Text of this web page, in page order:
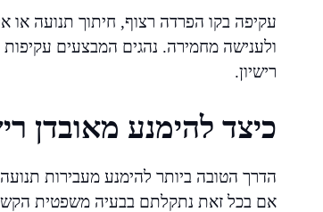
עקיפה בקו הפרדה רצוף, חיתוך תנועה או
ולענישה מחמירה. נהגים המבצעים
רישיון.
כיצד להימנע מאובדן
הדרך הטובה ביותר להימנע מעבירות
אם בכל זאת נתקלתם בבעיה משפטית